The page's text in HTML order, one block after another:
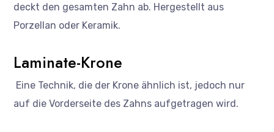
deckt den gesamten Zahn ab. Hergestellt aus
Porzellan oder Keramik.
Laminate-Krone
Eine Technik, die der Krone ähnlich ist, jedoch nur
auf die Vorderseite des Zahns aufgetragen wird.